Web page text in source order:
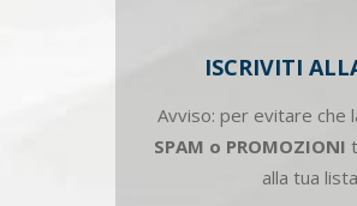
ISCRIVITI
Avviso: per evitare che
SPAM o PROMOZIONI
alla tua